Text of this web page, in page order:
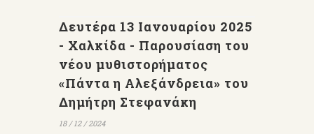
Δευτέρα 13 Ιανουαρίου 2025
- Χαλκίδα - Παρουσίαση του
νέου μυθιστορήματος
«Πάντα η Αλεξάνδρεια» του
Δημήτρη Στεφανάκη
18 / 12 / 2024